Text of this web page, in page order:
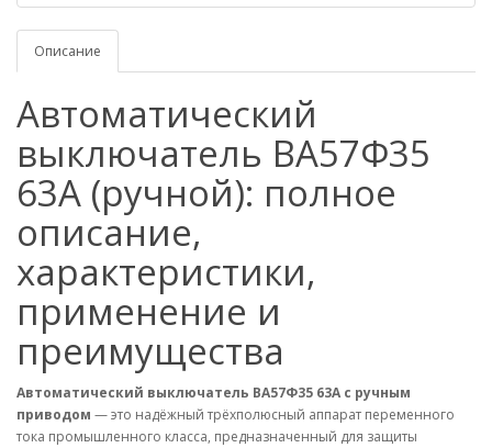
Описание
Автоматический
выключатель ВА57Ф35
63А (ручной): полное
описание,
характеристики,
применение и
преимущества
Автоматический выключатель ВА57Ф35 63А с ручным
приводом — это надёжный трёхполюсный аппарат переменного
тока промышленного класса, предназначенный для защиты